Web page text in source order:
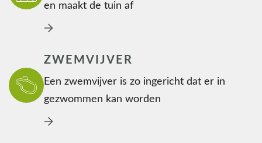
en maakt de tuin af
ZWEMVIJVER
Een zwemvijver is zo ingericht dat er in
gezwommen kan worden